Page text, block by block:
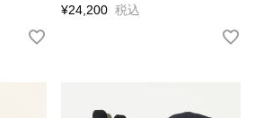
¥24,200 税込